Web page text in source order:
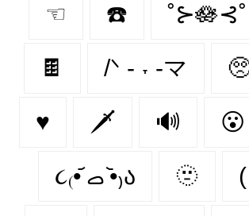
☜ ☎️ ˚⊱🪷⊰˚
🍫 /ᐠ - ˕ -マ
♥ 🗡 🔊 😮‍
૮₍•᷄ ࡇ •᷅₎ა 🫥